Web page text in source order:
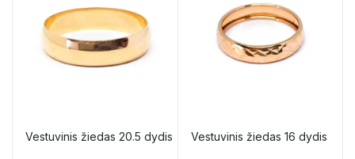
Vestuvinis žiedas 20.5 dydis Vestuvinis žiedas 16 dydis